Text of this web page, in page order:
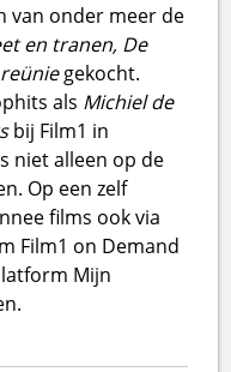
van onder meer de
en tranen, De
gekocht.
als Michiel de
bij Film1 in
niet alleen op de
Op een zelf
films ook via
Film1 on Demand
Mijn